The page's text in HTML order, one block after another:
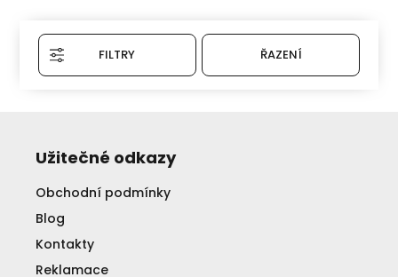
FILTRY ŘAZENÍ
Užitečné odkazy
Obchodní podmínky
Blog
Kontakty
Reklamace